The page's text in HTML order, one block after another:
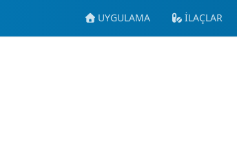
UYGULAMA İLAÇLAR